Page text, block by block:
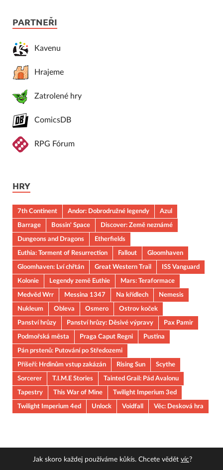
PARTNEŘI
Kavenu
Hrajeme
Zatrolené hry
ComicsDB
RPG Fórum
HRY
7th Continent Andor: Dobrodružné legendy
Azul
Barrage
Bossin' Space
Discover: Země neznámé
Dungeons and Dragons
Etherfields
Euthia: Torment of Resurrection
Fallout
Gloomhaven
Gloomhaven: Lví chřtán
Great Western Trail
ISS Vanguard
Kolonie
Legendy země Euthie
Mars: Teraformace
Medvěd Wrr
Messina 1347 Na křídlech
Nemesis
Nukleum
Obleva Osmero
Ostrov koček
Panství hrůzy
Panství hrůzy: Děsivé výpravy
Pax Pamir
Podmořská města
Praga Caput Regni
Pustina
Pán prstenů: Putování po Středozemi
Příšeří: Hrdinům vstup zakázán
Rising Sun
Scythe
Sorcerer
T.I.M.E Stories
Tainted Grail: Pád Avalonu
Tapestry
This War of Mine
Twilight Imperium 3ed
Twilight Imperium 4ed
Unlock Voidfall Věc: Desková hra
Jak skoro každej používáme kůkís. Chcete vědět víc?